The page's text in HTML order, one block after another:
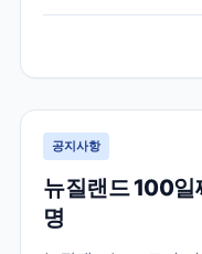
공지사항
뉴질랜드 100일
명